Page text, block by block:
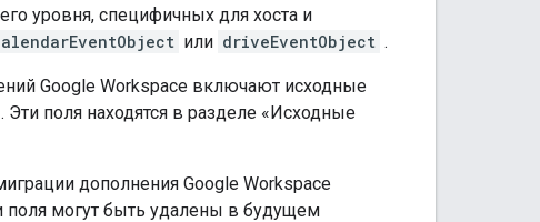
уровня, специфичных для хоста и
или driveEventObject .
Google Workspace включают исходные
. Эти поля находятся в разделе «Исходные
дополнения Google Workspace
поля могут быть удалены в будущем